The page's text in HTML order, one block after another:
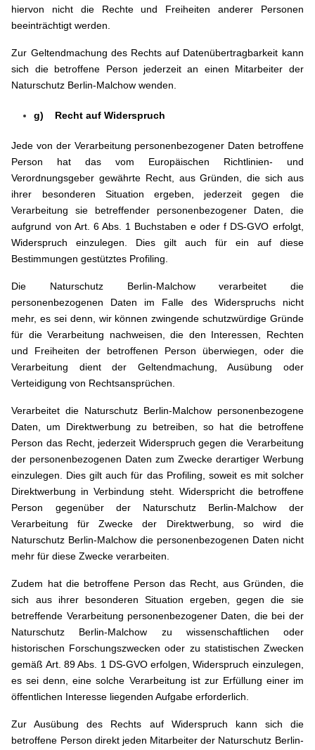
hiervon nicht die Rechte und Freiheiten anderer Personen
beeinträchtigt werden.
Zur Geltendmachung des Rechts auf Datenübertragbarkeit kann
sich die betroffene Person jederzeit an einen Mitarbeiter der
Naturschutz Berlin-Malchow wenden.
g) Recht auf Widerspruch
Jede von der Verarbeitung personenbezogener Daten betroffene
Person hat das vom Europäischen Richtlinien- und
Verordnungsgeber gewährte Recht, aus Gründen, die sich aus
ihrer besonderen Situation ergeben, jederzeit gegen die
Verarbeitung sie betreffender personenbezogener Daten, die
aufgrund von Art. 6 Abs. 1 Buchstaben e oder f DS-GVO erfolgt,
Widerspruch einzulegen. Dies gilt auch für ein auf diese
Bestimmungen gestütztes Profiling.
Die Naturschutz Berlin-Malchow verarbeitet die
personenbezogenen Daten im Falle des Widerspruchs nicht
mehr, es sei denn, wir können zwingende schutzwürdige Gründe
für die Verarbeitung nachweisen, die den Interessen, Rechten
und Freiheiten der betroffenen Person überwiegen, oder die
Verarbeitung dient der Geltendmachung, Ausübung oder
Verteidigung von Rechtsansprüchen.
Verarbeitet die Naturschutz Berlin-Malchow personenbezogene
Daten, um Direktwerbung zu betreiben, so hat die betroffene
Person das Recht, jederzeit Widerspruch gegen die Verarbeitung
der personenbezogenen Daten zum Zwecke derartiger Werbung
einzulegen. Dies gilt auch für das Profiling, soweit es mit solcher
Direktwerbung in Verbindung steht. Widerspricht die betroffene
Person gegenüber der Naturschutz Berlin-Malchow der
Verarbeitung für Zwecke der Direktwerbung, so wird die
Naturschutz Berlin-Malchow die personenbezogenen Daten nicht
mehr für diese Zwecke verarbeiten.
Zudem hat die betroffene Person das Recht, aus Gründen, die
sich aus ihrer besonderen Situation ergeben, gegen die sie
betreffende Verarbeitung personenbezogener Daten, die bei der
Naturschutz Berlin-Malchow zu wissenschaftlichen oder
historischen Forschungszwecken oder zu statistischen Zwecken
gemäß Art. 89 Abs. 1 DS-GVO erfolgen, Widerspruch einzulegen,
es sei denn, eine solche Verarbeitung ist zur Erfüllung einer im
öffentlichen Interesse liegenden Aufgabe erforderlich.
Zur Ausübung des Rechts auf Widerspruch kann sich die
betroffene Person direkt jeden Mitarbeiter der Naturschutz Berlin-